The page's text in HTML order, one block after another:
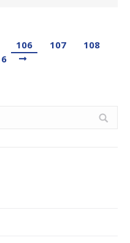
106 107
108